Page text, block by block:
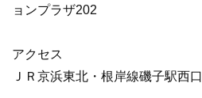
ョンプラザ202
アクセス​
ＪＲ京浜東北・根岸線磯子駅西